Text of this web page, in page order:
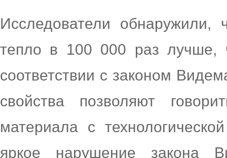
Исследователи
тепло в 100 000 раз
соответствии с законом
свойства позволяют
материала с
яркое нарушение закона